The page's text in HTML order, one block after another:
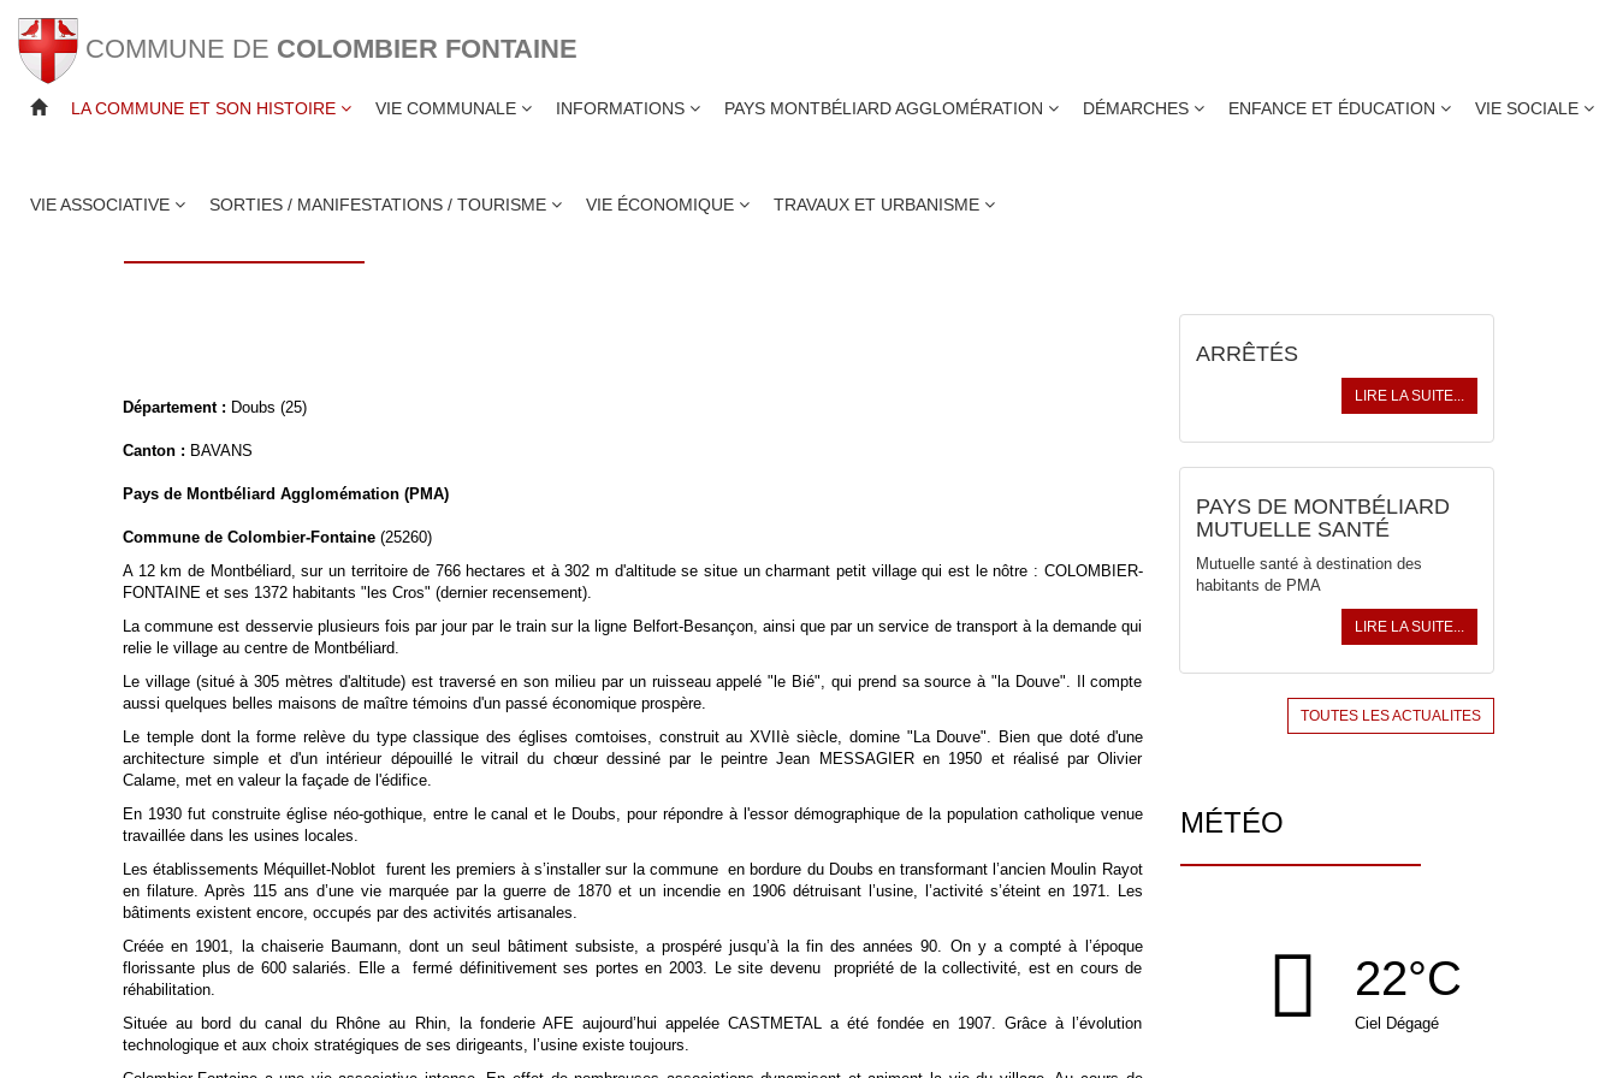
COMMUNE DE COLOMBIER FONTAINE
LA COMMUNE ET SON HISTOIRE VIE COMMUNALE INFORMATIONS PAYS MONTBÉLIARD AGGLOMÉRATION DÉMARCHES ENFANCE ET ÉDUCATION VIE SOCIALE
VIE ASSOCIATIVE SORTIES / MANIFESTATIONS / TOURISME VIE ÉCONOMIQUE TRAVAUX ET URBANISME
PRÉSENTATION DE LA COMMUNE
Département : Doubs (25)
Canton : BAVANS
Pays de Montbéliard Agglomémation (PMA)
Commune de Colombier-Fontaine (25260)
A 12 km de Montbéliard, sur un territoire de 766 hectares et à 302 m d'altitude se situe un charmant petit village qui est le nôtre : COLOMBIER-
FONTAINE et ses 1372 habitants "les Cros" (dernier recensement).
La commune est desservie plusieurs fois par jour par le train sur la ligne Belfort-Besançon, ainsi que par un service de transport à la demande qui
relie le village au centre de Montbéliard.
Le village (situé à 305 mètres d'altitude) est traversé en son milieu par un ruisseau appelé "le Bié", qui prend sa source à "la Douve". Il compte
aussi quelques belles maisons de maître témoins d'un passé économique prospère.
Le temple dont la forme relève du type classique des églises comtoises, construit au XVIIè siècle, domine "La Douve". Bien que doté d'une
architecture simple et d'un intérieur dépouillé le vitrail du chœur dessiné par le peintre Jean MESSAGIER en 1950 et réalisé par Olivier
Calame, met en valeur la façade de l'édifice.
En 1930 fut construite église néo-gothique, entre le canal et le Doubs, pour répondre à l'essor démographique de la population catholique venue
travaillée dans les usines locales.
Les établissements Méquillet-Noblot furent les premiers à s’installer sur la commune en bordure du Doubs en transformant l’ancien Moulin Rayot
en filature. Après 115 ans d’une vie marquée par la guerre de 1870 et un incendie en 1906 détruisant l’usine, l’activité s’éteint en 1971. Les
bâtiments existent encore, occupés par des activités artisanales.
Créée en 1901, la chaiserie Baumann, dont un seul bâtiment subsiste, a prospéré jusqu’à la fin des années 90. On y a compté à l’époque
florissante plus de 600 salariés. Elle a fermé définitivement ses portes en 2003. Le site devenu propriété de la collectivité, est en cours de
réhabilitation.
Située au bord du canal du Rhône au Rhin, la fonderie AFE aujourd’hui appelée CASTMETAL a été fondée en 1907. Grâce à l’évolution
technologique et aux choix stratégiques de ses dirigeants, l’usine existe toujours.
ARRÊTÉS
LIRE LA SUITE...
PAYS DE MONTBÉLIARD
MUTUELLE SANTÉ
Mutuelle santé à destination des
habitants de PMA
LIRE LA SUITE...
TOUTES LES ACTUALITES
MÉTÉO
22°C
Ciel Dégagé